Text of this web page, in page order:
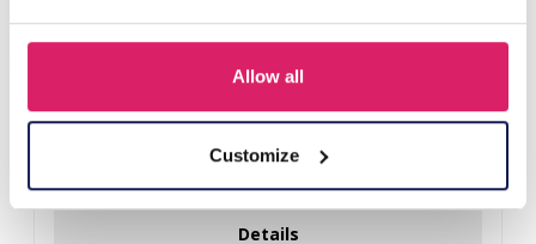
Allow all
Customize
Login voor prijzen
Details